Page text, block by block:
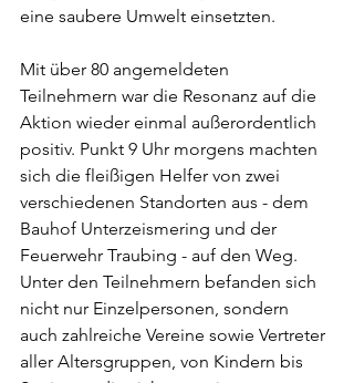
eine saubere Umwelt einsetzten.
Mit über 80 angemeldeten
Teilnehmern war die Resonanz auf die
Aktion wieder einmal außerordentlich
positiv. Punkt 9 Uhr morgens machten
sich die fleißigen Helfer von zwei
verschiedenen Standorten aus - dem
Bauhof Unterzeismering und der
Feuerwehr Traubing - auf den Weg.
Unter den Teilnehmern befanden sich
nicht nur Einzelpersonen, sondern
auch zahlreiche Vereine sowie Vertreter
aller Altersgruppen, von Kindern bis